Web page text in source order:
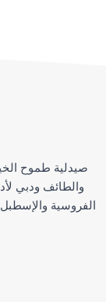
صيدلية طموح
والطائف ودبي
الفروسية